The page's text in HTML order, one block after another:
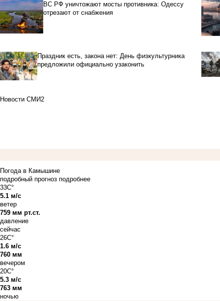
ВС РФ уничтожают мосты противника: Одессу
отрезают от снабжения
Праздник есть, закона нет: День физкультурника
предложили официально узаконить
Новости СМИ2
Погода в Камышине
подробный прогноз подробнее
33C°
5.1 м/с
ветер
759 мм рт.ст.
давление
сейчас
26C°
1.6 м/с
760 мм
вечером
20C°
5.3 м/с
763 мм
ночью